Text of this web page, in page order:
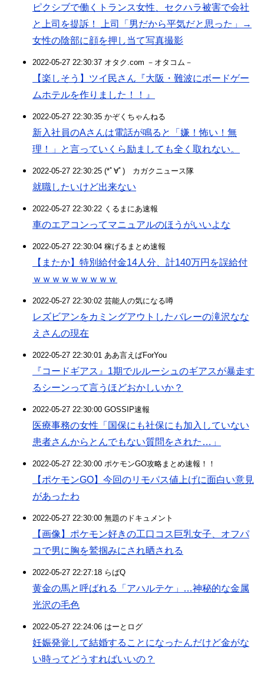
ピクシブで働くトランス女性、セクハラ被害で会社
と上司を提訴！ 上司「男だから平気だと思った」→
女性の陰部に顔を押し当て写真撮影
2022-05-27 22:30:37 オタク.com －オタコム－
【楽しそう】ツイ民さん『大阪・難波にボードゲー
ムホテルを作りました！！』
2022-05-27 22:30:35 かぞくちゃんねる
新入社員のAさんは電話が鳴ると「嫌！怖い！無
理！」と言っていくら励ましても全く取れない。
2022-05-27 22:30:25 (*ﾟ∀ﾟ)ゞカガクニュース隊
就職したいけど出来ない
2022-05-27 22:30:22 くるまにあ速報
車のエアコンってマニュアルのほうがいいよな
2022-05-27 22:30:04 稼げるまとめ速報
【またか】特別給付金14人分、計140万円を誤給付
ｗｗｗｗｗｗｗｗｗ
2022-05-27 22:30:02 芸能人の気になる噂
レズビアンをカミングアウトしたバレーの滝沢なな
えさんの現在
2022-05-27 22:30:01 ああ言えばForYou
『コードギアス』1期でルルーシュのギアスが暴走す
るシーンって言うほどおかしいか？
2022-05-27 22:30:00 GOSSIP速報
医療事務の女性「国保にも社保にも加入していない
患者さんからとんでもない質問をされた…」
2022-05-27 22:30:00 ポケモンGO攻略まとめ速報！！
【ポケモンGO】今回のリモパス値上げに面白い意見
があったわ
2022-05-27 22:30:00 無題のドキュメント
【画像】ポケモン好きの工口コス巨乳女子、オフパ
コで男に胸を鷲掴みにされ晒される
2022-05-27 22:27:18 らばQ
黄金の馬と呼ばれる「アハルテケ」…神秘的な金属
光沢の毛色
2022-05-27 22:24:06 はーとログ
妊娠発覚して結婚することになったんだけど金がな
い時ってどうすればいいの？